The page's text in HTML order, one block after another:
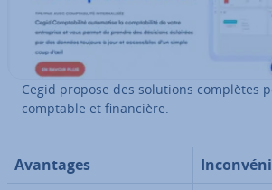
Cegid propose des solutions complètes
comptable et fi­nan­cière.
Avantages